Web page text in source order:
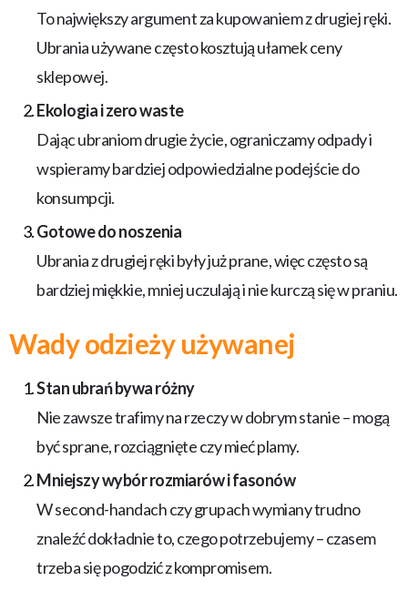
To największy argument za kupowaniem z drugiej ręki.
Ubrania używane często kosztują ułamek ceny
sklepowej.
Ekologia i zero waste
Dając ubraniom drugie życie, ograniczamy odpady i
wspieramy bardziej odpowiedzialne podejście do
konsumpcji.
Gotowe do noszenia
Ubrania z drugiej ręki były już prane, więc często są
bardziej miękkie, mniej uczulają i nie kurczą się w praniu.
Wady odzieży używanej
Stan ubrań bywa różny
Nie zawsze trafimy na rzeczy w dobrym stanie – mogą
być sprane, rozciągnięte czy mieć plamy.
Mniejszy wybór rozmiarów i fasonów
W second-handach czy grupach wymiany trudno
znaleźć dokładnie to, czego potrzebujemy – czasem
trzeba się pogodzić z kompromisem.